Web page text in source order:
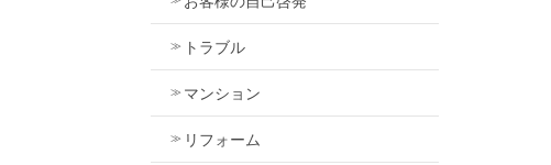
トラブル
マンション
リフォーム